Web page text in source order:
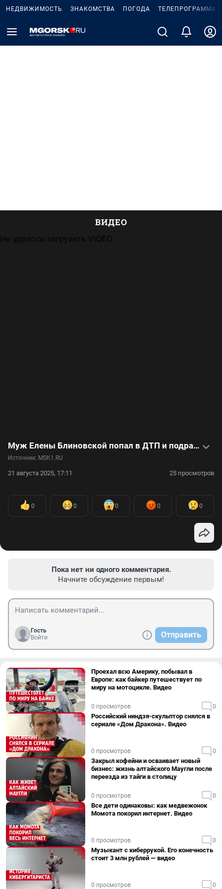
НЕДВИЖИМОСТЬ ЗНАКОМСТВА ПОГОДА ТЕЛЕПРОГРАММА
ВИДЕО
Не удалось загрузить VIQEO
Муж Елены Блиновской попал в ДТП и подрался с таксистом: видео
Источник: MSK1.RU
21 августа 2025, 17:11 25 просмотров
0 0 0 0 0
Пока нет ни одного комментария.
Начните обсуждение первым!
Гость
Войти
Отправить
Проехал всю Америку, побывал в
Европе: как байкер путешествует по
миру на мотоцикле. Видео
0 просмотров 0
Российский ниндзя-скульптор снялся в
сериале «Дом Дракона». Видео
0 просмотров 0
Закрыл кофейни и осваивает новый
бизнес: жизнь алтайского Маугли после
переезда из тайги в столицу
0 просмотров 0
Все дети одинаковы: как медвежонок
Момота покорил интернет. Видео
0 просмотров 0
Музыкант с киберрукой. Его конечность
стоит 3 млн рублей — видео
0 просмотров 0